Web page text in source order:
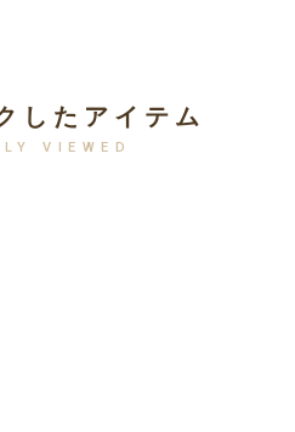
したアイテム
VIEWED